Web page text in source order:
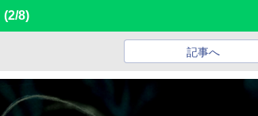
(2/8)
記事へ